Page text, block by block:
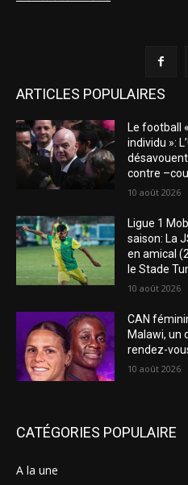
ARTICLES POPULAIRES
Le football
individu »:
contre
10 août 2026
Ligue 1
saison: La
en amical
le Stade
10 août 2026
CAN
Malawi, un
rendez-
10 août 2026
CATÉGORIES POPULAIRE
A la une